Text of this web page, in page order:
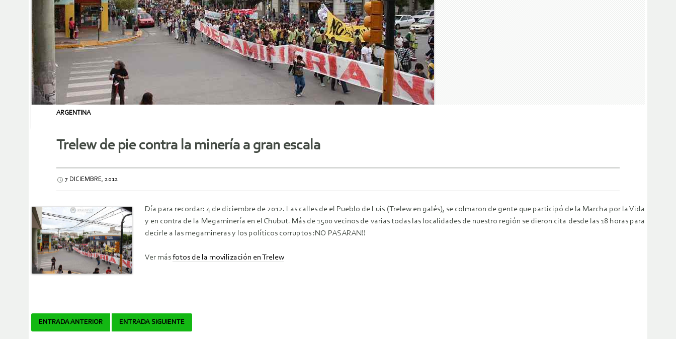
ARGENTINA
Trelew de pie contra la minería a gran escala
7 DICIEMBRE, 2012
Día para recordar: 4 de diciembre de 2012. Las calles de el Pueblo de Luis (Trelew en galés), se colmaron de gente que participó de la Marcha por la Vida
y en contra de la Megaminería en el Chubut. Más de 1500 vecinos de varias todas las localidades de nuestro región se dieron cita desde las 18 horas para
decirle a las megamineras y los políticos corruptos :NO PASARAN!!
Ver másfotos de la movilización en Trelew
Navegador
ENTRADA ANTERIOR ENTRADA SIGUIENTE